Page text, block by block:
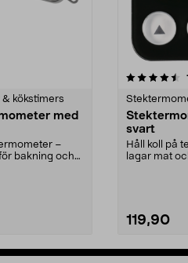
kökstimers
med
–
bakning och
stjärnor
svart
Håll koll på
lagar mat
119,90